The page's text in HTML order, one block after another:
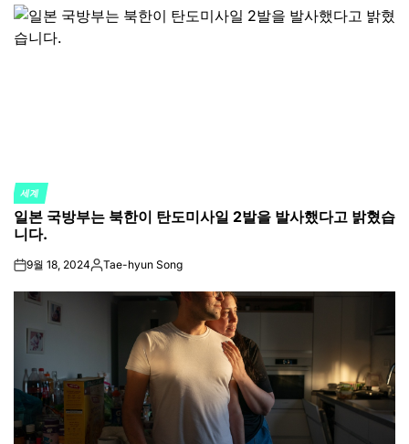
POSTED
IN
세계
일본 국방부는 북한이 탄도미사일 2발을 발사했다고 밝혔습
니다.
on9월 18, 2024Posted
Tae-hyun Song